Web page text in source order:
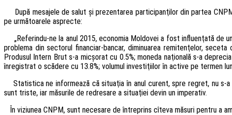
După mesajele de salut şi prezentarea participanţilor din partea
pe următoarele asprecte:
„Referindu-ne la anul 2015, economia Moldovei a fost influenţată de
problema din sectorul financiar-bancar, diminuarea remitenţelor,
Produsul Intern Brut s-a micşorat cu 0.5%; moneda naţională s-a
înregistrat o scădere cu 13.8%; volumul investiţiilor în active pe termen
Statistica ne informează că situaţia în anul curent, spre regret, nu s-
sunt triste, iar măsurile de redresare a situaţiei devin un imperativ.
În viziunea CNPM, sunt necesare de întreprins cîteva măsuri pentru a